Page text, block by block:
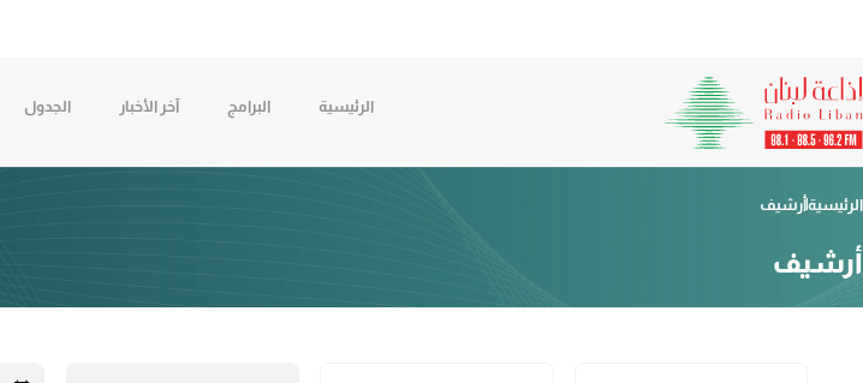
الرئيسية البرامج آخر الأخبار الجدول
الرئيسيةأرشيف
أرشيف